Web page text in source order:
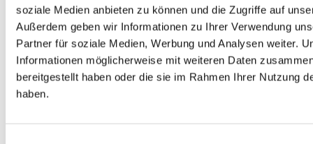
soziale Medien anbieten zu können und die Zugriffe auf
Außerdem geben wir Informationen zu Ihrer Verwendung
Partner für soziale Medien, Werbung und Analysen weiter.
Informationen möglicherweise mit weiteren Daten
bereitgestellt haben oder die sie im Rahmen Ihrer Nutzung
haben.
II
Vindoponger
12 - 4
Innerschwiiz
II
3. Bundesliga
B - IV. Fr. '22